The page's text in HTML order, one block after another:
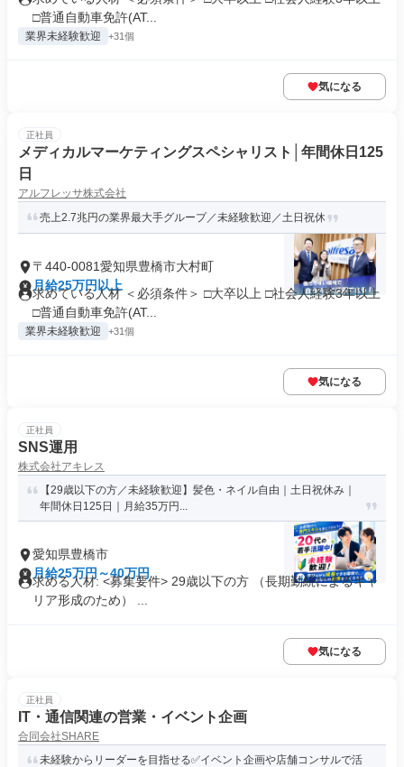
□普通自動車免許(AT...
業界未経験歓迎 +31個
気になる
正社員
メディカルマーケティングスペシャリスト│年間休日125
日
アルフレッサ株式会社
売上2.7兆円の業界最大手グループ／未経験歓迎／土日祝休
〒440-0081愛知県豊橋市大村町
月給25万円以上
求めている人材 ＜必須条件＞ □大卒以上 □社会人経験3年以上
□普通自動車免許(AT...
業界未経験歓迎 +31個
気になる
正社員
SNS運用
株式会社アキレス
【29歳以下の方／未経験歓迎】髪色・ネイル自由｜土日祝休み｜
年間休日125日｜月給35万円...
愛知県豊橋市
月給25万円～40万円
求める人材: <募集要件> 29歳以下の方 （長期勤続によるキャ
リア形成のため） ...
気になる
正社員
IT・通信関連の営業・イベント企画
合同会社SHARE
未経験からリーダーを目指せる✅イベント企画や店舗コンサルで活